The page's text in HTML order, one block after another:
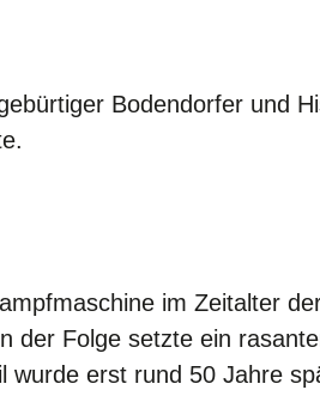
Bodendorfer und
im Zeitalter
der Folge setzte ein
wurde erst rund 50 Jahre